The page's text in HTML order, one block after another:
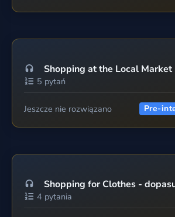
Shopping at the Local
5 pytań
Jeszcze nie rozwiązano Pre-
Shopping for Clothes -
4 pytania